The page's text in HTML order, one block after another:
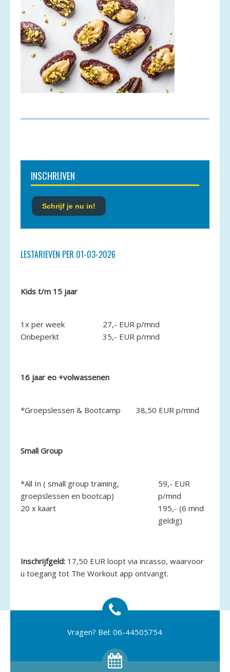
INSCHRIJVEN
Schrijf je nu in!
LESTARIEVEN PER 01-03-2026
Kids t/m 15 jaar
1x per week
27,- EUR p/mnd
Onbeperkt
35,- EUR p/mnd
16 jaar eo +volwassenen
*Groepslessen & Bootcamp 38,50 EUR p/mnd
Small Group
*All In ( small group training,
groepslessen en bootcap)
59,- EUR
p/mnd
20 x kaart
195,- (6 mnd
geldig)
Inschrijfgeld: 17,50 EUR loopt via incasso, waarvoor
u toegang tot The Workout app ontvangt.
Vragen? Bel: 06-44505754